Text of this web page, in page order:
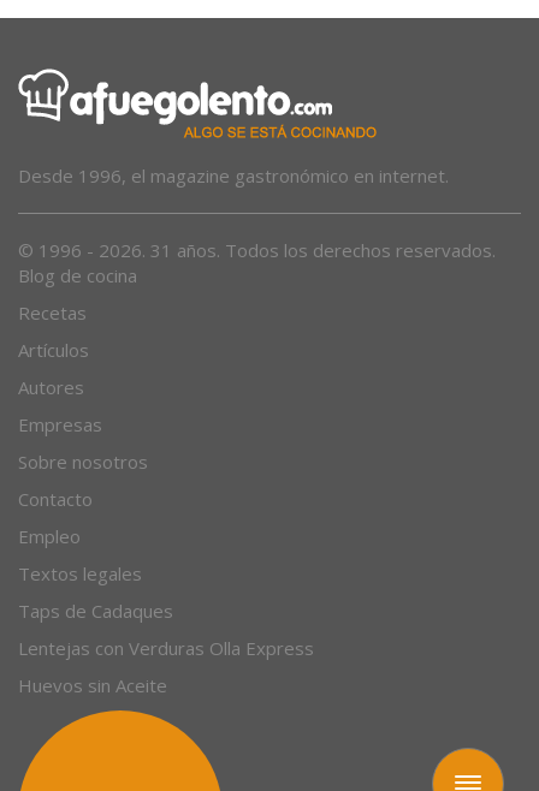
Desde 1996, el magazine gastronómico en internet.
© 1996 - 2026. 31 años. Todos los derechos reservados.
Blog de cocina
Recetas
Artículos
Autores
Empresas
Sobre nosotros
Contacto
Empleo
Textos legales
Taps de Cadaques
Lentejas con Verduras Olla Express
Huevos sin Aceite